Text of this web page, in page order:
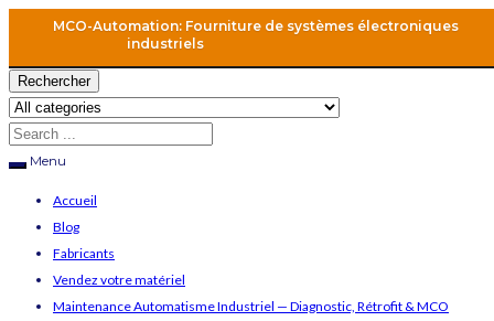
MCO-Automation: Fourniture de systèmes électroniques
industriels
Rechercher
Menu
Accueil
Blog
Fabricants
Vendez votre matériel
Maintenance Automatisme Industriel — Diagnostic, Rétrofit & MCO